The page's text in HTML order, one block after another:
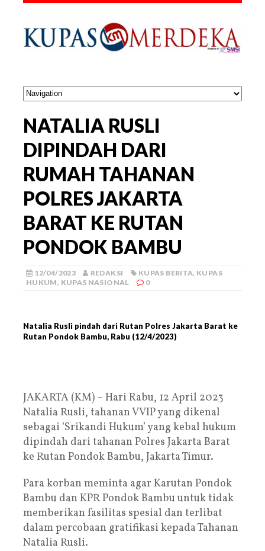
NATALIA RUSLI
DIPINDAH DARI
RUMAH TAHANAN
POLRES JAKARTA
BARAT KE RUTAN
PONDOK BAMBU
12/04/2023 REDAKSI KUPAS BERITA, KUPAS
HUKUM, KUPAS NASIONAL 0
Natalia Rusli pindah dari Rutan Polres Jakarta Barat ke
Rutan Pondok Bambu, Rabu (12/4/2023)
JAKARTA (KM) – Hari Rabu, 12 April 2023
Natalia Rusli, tahanan VVIP yang dikenal
sebagai ‘Srikandi Hukum’ yang kebal hukum
dipindah dari tahanan Polres Jakarta Barat
ke Rutan Pondok Bambu, Jakarta Timur.
Para korban meminta agar Karutan Pondok
Bambu dan KPR Pondok Bambu untuk tidak
memberikan fasilitas spesial dan terlibat
dalam percobaan gratifikasi kepada Tahanan
Natalia Rusli.